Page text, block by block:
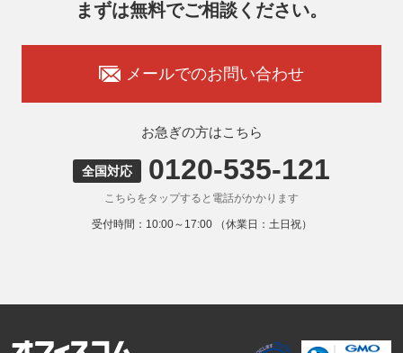
お客様がご自身の個人情報を弊社に提供されるか否かはお客
は、適切なサービスをご提供できない場合がありますのでご
弊社ウェブサイトでは、利用者が当ウェブサイトを閲覧した
状況の分析のためにCookieを利用していますが、Cookieによ
る個人情報の取得はしていません。
9. 外国にある第三者への提供
お客様の個人情報を下記海外の個人情報取扱事業者へ提供す
る場合があります。
提供先の所在国の名称：アメリカ（Google LLC）
当該外国における個人情報の保護に関する制度：APECの
まずは無料でご相談ください。
メールでのお問い合わせ
お急ぎの方はこちら
全国対応 0120-535-121
こちらをタップすると電話がかかります
受付時間：10:00～17:00 （休業日：土日祝）